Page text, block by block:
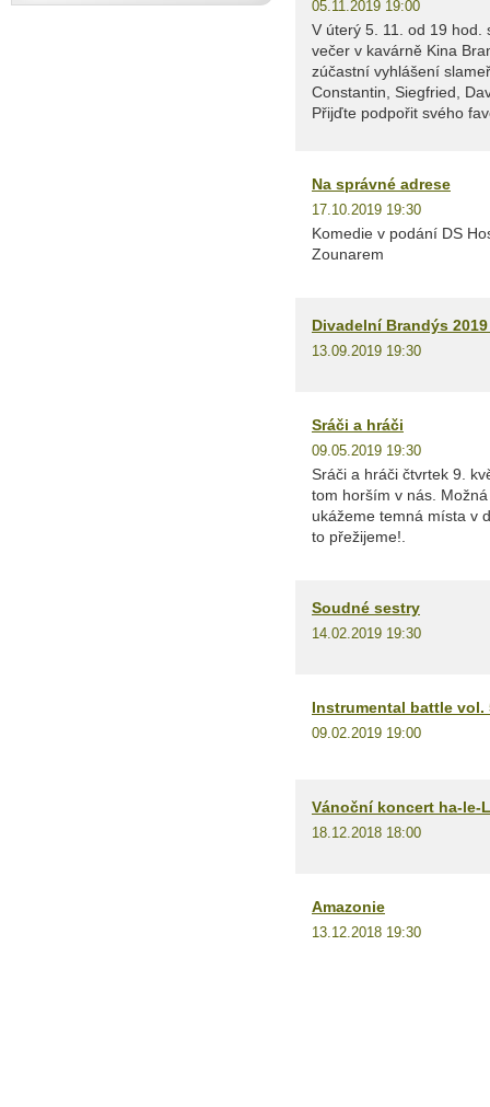
05.11.2019 19:00
V úterý 5. 11. od 19 hod.
večer v kavárně Kina
zúčastní vyhlášení
Constantin, Siegfried,
Přijďte podpořit svého
Na správné adrese
17.10.2019 19:30
Komedie v podání DS
Zounarem
Divadelní Brandýs
13.09.2019 19:30
Sráči a hráči
09.05.2019 19:30
Sráči a hráči čtvrtek 9.
tom horším v nás.
ukážeme temná místa v
to přežijeme!.
Soudné sestry
14.02.2019 19:30
Instrumental battle vol.
09.02.2019 19:00
Vánoční koncert ha-le-
18.12.2018 18:00
Amazonie
13.12.2018 19:30